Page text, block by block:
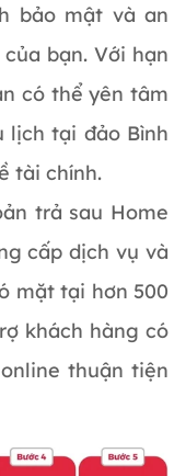
bảo mật và an
bạn. Với hạn
có thể yên tâm
lịch tại đảo Bình
tài chính.
trả sau Home
cấp dịch vụ và
mặt tại hơn 500
khách hàng có
thuận tiện